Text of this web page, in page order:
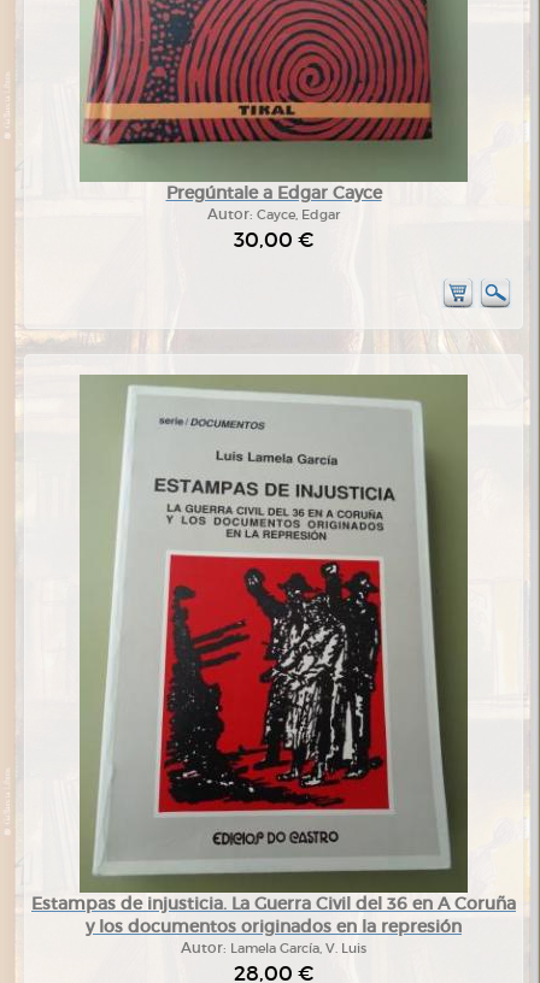
Pregúntale a Edgar Cayce
Autor: Cayce, Edgar
30,00 €
Estampas de injusticia. La Guerra Civil del 36 en A Coruña
y los documentos originados en la represión
Autor: Lamela García, V. Luis
28,00 €